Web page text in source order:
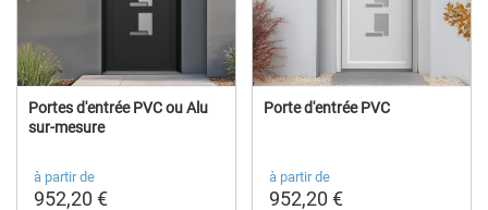
Portes d'entrée PVC ou Alu
sur-mesure
à partir de
952,20 €
Porte d'entrée PVC
à partir de
952,20 €